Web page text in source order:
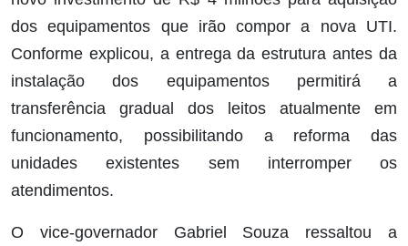
dos equipamentos que irão compor a nova UTI.
Conforme explicou, a entrega da estrutura antes da
instalação dos equipamentos permitirá a
transferência gradual dos leitos atualmente em
funcionamento, possibilitando a reforma das
unidades existentes sem interromper os
atendimentos.
O vice-governador Gabriel Souza ressaltou a